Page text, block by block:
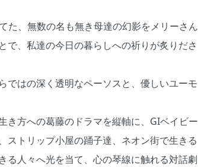
た、無数の名も無き母達の幻影をメリーさん
で、私達の今日の暮らしへの祈りが炙りださ
ではの深く透明なペーソスと、優しいユーモ
き方への葛藤のドラマを縦軸に、GIベイビー
ストリップ小屋の踊子達、ネオン街で生きる
る人々へ光を当て、心の琴線に触れる対話劇